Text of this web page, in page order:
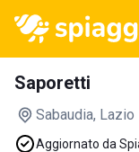
Saporetti
Sabaudia, Lazio
Aggiornato da